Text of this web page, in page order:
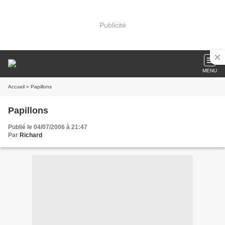
Publicité
MENU
Accueil » Papillons
Papillons
Publié le 04/07/2006 à 21:47
Par Richard